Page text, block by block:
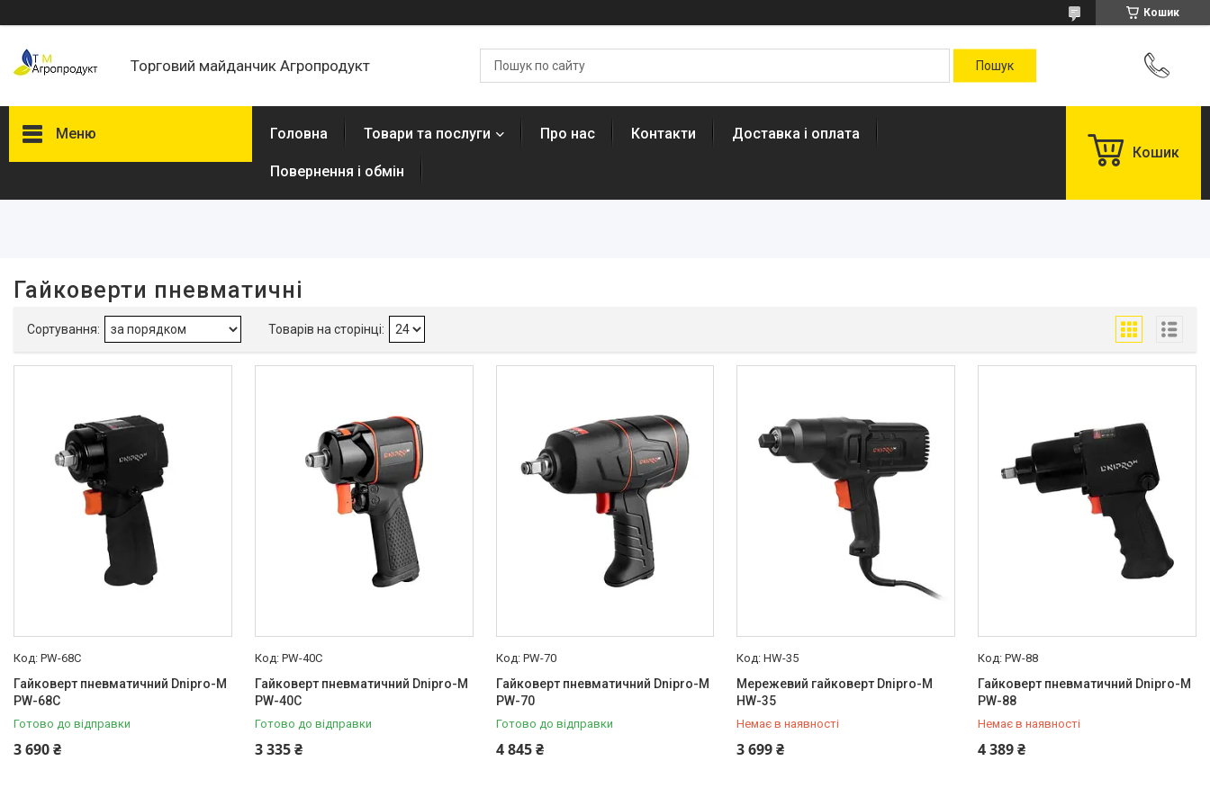
Кошик
Торговий майданчик Агропродукт
Меню
Так 3
Виробник
Товари та послуги
Новини
Доставка та оплата
Головна Товари та послуги Про нас Контакти Доставка і оплата
Повернення і обмін
Кошик
Гайковерти пневматичні
PW-68C
Гайковерт пневматичний Dnipro-M
PW-68C
Готово до відправки
3 690 ₴
PW-40С
Гайковерт пневматичний Dnipro-M
PW-40С
Готово до відправки
3 335 ₴
PW-70
Гайковерт пневматичний Dnipro-M
PW-70
Готово до відправки
4 845 ₴
HW-35
Мережевий гайковерт Dnipro-M
HW-35
Немає в наявності
3 699 ₴
+380 (50) 579-79-28
PW-88
Гайковерт пневматичний Dnipro-M
PW-88
Немає в наявності
4 389 ₴
+380 (50) 579-79-28